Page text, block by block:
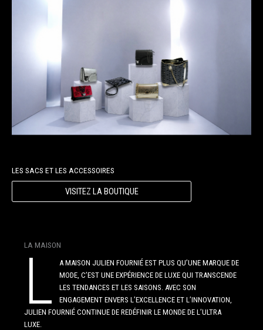
LES SACS ET LES ACCESSOIRES
VISITEZ LA BOUTIQUE
LA MAISON
L
A MAISON JULIEN FOURNIÉ EST PLUS QU’UNE MARQUE DE
MODE, C’EST UNE EXPÉRIENCE DE LUXE QUI TRANSCENDE
LES TENDANCES ET LES SAISONS. AVEC SON
ENGAGEMENT ENVERS L’EXCELLENCE ET L’INNOVATION,
JULIEN FOURNIÉ CONTINUE DE REDÉFINIR LE MONDE DE L’ULTRA
LUXE.